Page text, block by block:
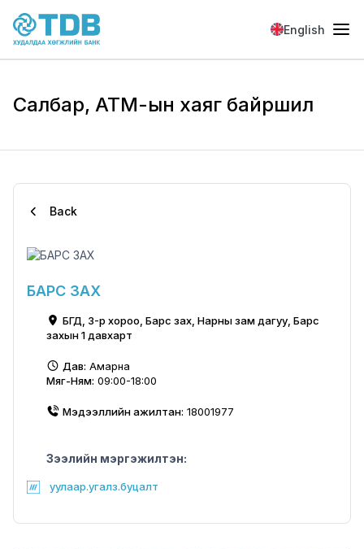
Skip to main content
English
Салбар, АТМ-ын хаяг байршил
Back
БАРС ЗАХ
БГД, 3-р хороо, Барс зах, Нарны зам дагуу, Барс
захын 1 давхарт
Дав: Амарна
Мяг-Ням: 09:00-18:00
Мэдээллийн ажилтан: 18001977
Зээлийн мэргэжилтэн:
уулаар.угалз.буцалт